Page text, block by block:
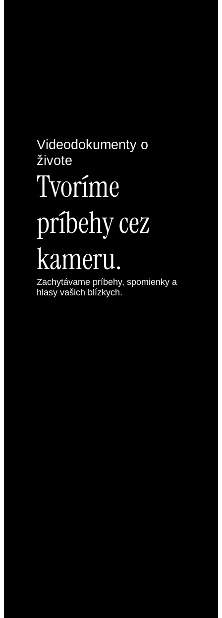
Videodokumenty o
živote
Tvoríme
príbehy cez
kameru.
Zachytávame príbehy, spomienky a
hlasy vašich blízkych.